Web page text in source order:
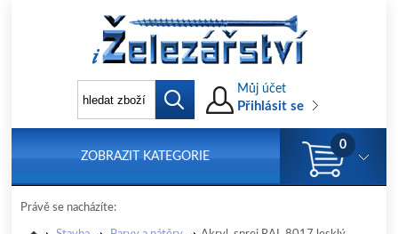
Můj účet
Přihlásit se
ZOBRAZIT KATEGORIE
0
Právě se nacházíte: